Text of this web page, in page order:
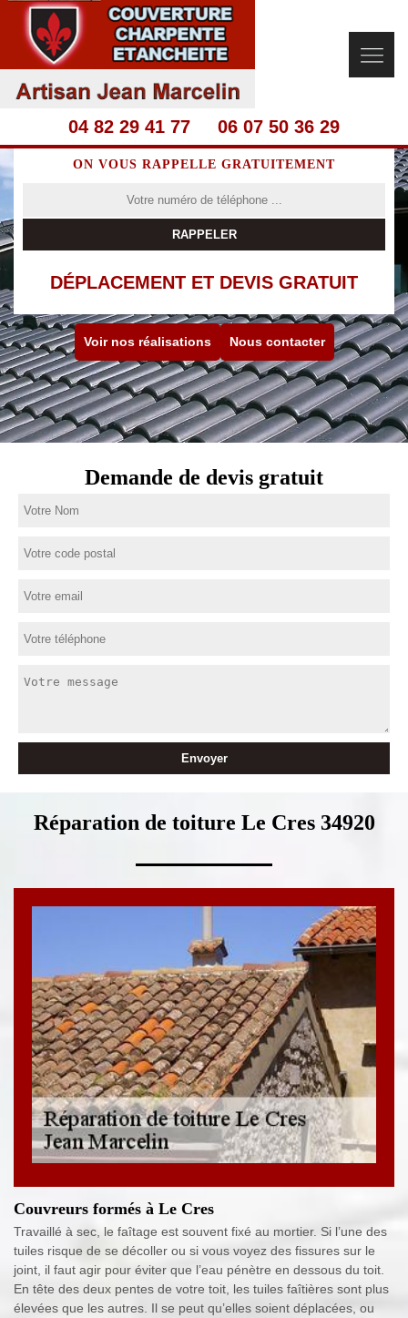
04 82 29 41 77 06 07 50 36 29
ON VOUS RAPPELLE GRATUITEMENT
DÉPLACEMENT ET DEVIS GRATUIT
Voir nos réalisations Nous contacter
Demande de devis gratuit
Réparation de toiture Le Cres 34920
Couvreurs formés à Le Cres
Travaillé à sec, le faîtage est souvent fixé au mortier. Si l’une des
tuiles risque de se décoller ou si vous voyez des fissures sur le
joint, il faut agir pour éviter que l’eau pénètre en dessous du toit.
En tête des deux pentes de votre toit, les tuiles faîtières sont plus
élevées que les autres. Il se peut qu’elles soient déplacées, ou